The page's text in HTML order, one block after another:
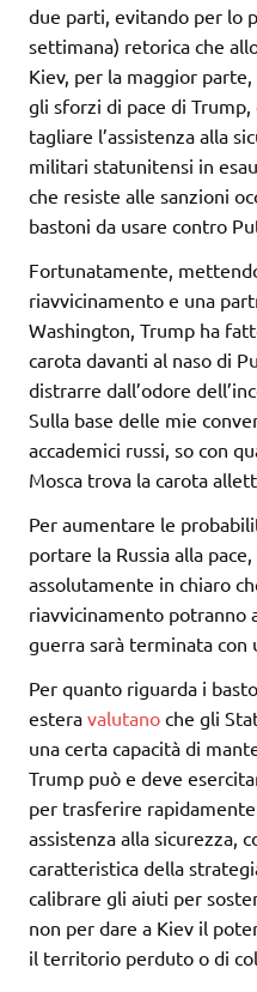
due parti, evitando per lo
settimana) retorica che
Kiev, per la maggior
gli sforzi di pace di
tagliare l’assistenza alla
militari statunitensi in
che resiste alle sanzioni
bastoni da usare contro
Fortunatamente,
riavvicinamento e una
Washington, Trump ha
carota davanti al naso di
distrarre dall’odore
Sulla base delle mie
accademici russi, so con
Mosca trova la carota
Per aumentare le
portare la Russia alla
assolutamente in chiaro
riavvicinamento potranno
guerra sarà terminata con
Per quanto riguarda i
estera valutano che gli
una certa capacità di
Trump può e deve
per trasferire
assistenza alla sicurezza,
caratteristica della
calibrare gli aiuti per
non per dare a Kiev il
il territorio perduto o di